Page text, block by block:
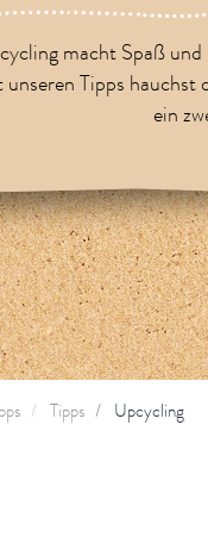
macht Spaß
Tipps hauchst
ein
Tipps Upcycling